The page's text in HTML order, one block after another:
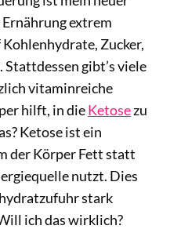
Ernährung extrem
Zucker,
gibt’s viele
vitaminreiche
hilft, in dieKetosezu
Ketose ist ein
der Körper Fett statt
nutzt. Dies
stark
ich das wirklich?